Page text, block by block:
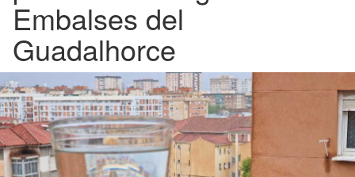
Embalses del
Guadalhorce